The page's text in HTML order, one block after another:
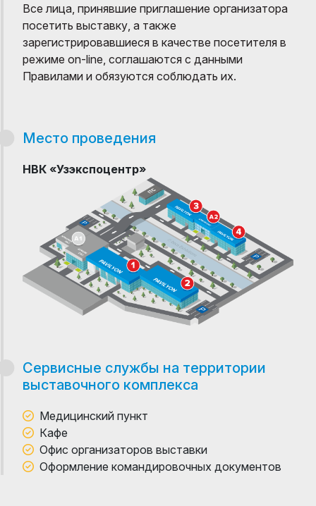
Все лица, принявшие приглашение организатора
посетить выставку, а также
зарегистрировавшиеся в качестве посетителя в
режиме on-line, соглашаются с данными
Правилами и обязуются соблюдать их.
Место проведения
НВК «Узэкспоцентр»
Сервисные службы на территории
выставочного комплекса
Медицинский пункт
Кафе
Офис организаторов выставки
Оформление командировочных документов